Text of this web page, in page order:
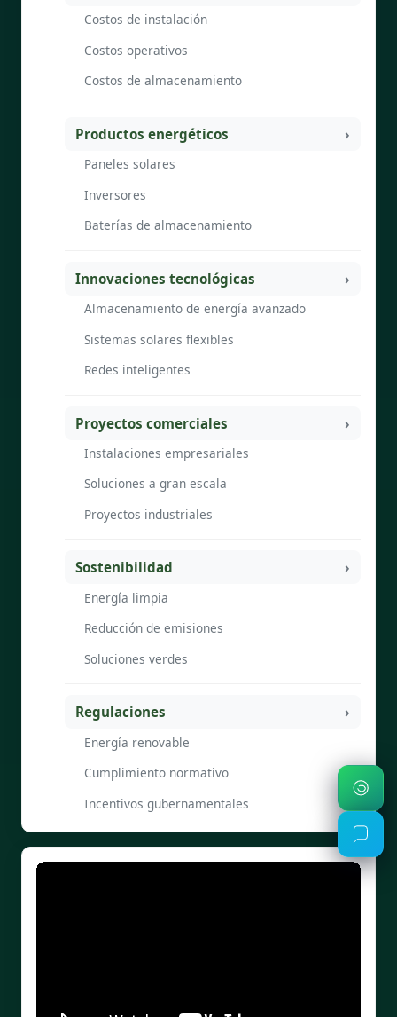
Costos de instalación
Costos operativos
Costos de almacenamiento
Productos energéticos
Paneles solares
Inversores
Baterías de almacenamiento
Innovaciones tecnológicas
Almacenamiento de energía avanzado
Sistemas solares flexibles
Redes inteligentes
Proyectos comerciales
Instalaciones empresariales
Soluciones a gran escala
Proyectos industriales
Sostenibilidad
Energía limpia
Reducción de emisiones
Soluciones verdes
Regulaciones
Energía renovable
Cumplimiento normativo
Incentivos gubernamentales